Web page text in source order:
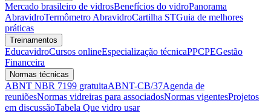
Mercado brasileiro de vidrosBenefícios do vidroPanorama
AbravidroTermômetro AbravidroCartilha STGuia de melhores
práticas
Treinamentos
EducavidroCursos onlineEspecialização técnicaPPCPEGestão
Financeira
Normas técnicas
ABNT NBR 7199 gratuitaABNT-CB/37Agenda de
reuniõesNormas vidreiras para associadosNormas vigentesProjetos
em discussãoTabela Que vidro usar